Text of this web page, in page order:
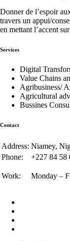
Donner de l’espoir
travers un appui/
en mettant l’accent
Services
Digital
Value Chains
Agribusiness/
Agricultural
Bussines
Contact
Address: Niamey,
Phone:
+227 84 58
Work: Monday –